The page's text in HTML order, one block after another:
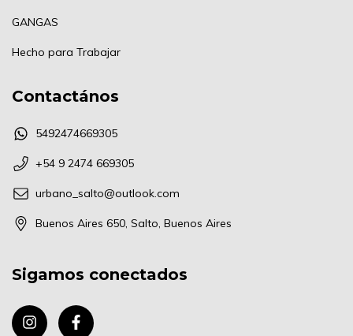
GANGAS
Hecho para Trabajar
Contactános
5492474669305
+54 9 2474 669305
urbano_salto@outlook.com
Buenos Aires 650, Salto, Buenos Aires
Sigamos conectados